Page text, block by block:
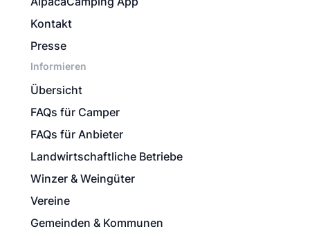
Kontakt
Presse
Informieren
Übersicht
FAQs für Camper
FAQs für Anbieter
Landwirtschaftliche Betriebe
Winzer & Weingüter
Vereine
Gemeinden & Kommunen